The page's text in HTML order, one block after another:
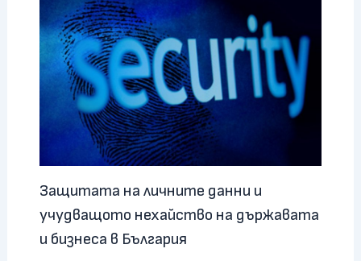
Защитата на личните данни и
учудващото нехайство на държавата
и бизнеса в България